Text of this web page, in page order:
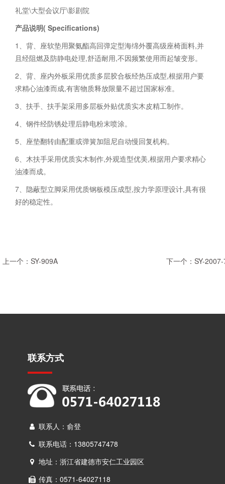
礼堂\大型会议厅\影剧院
产品说明( Specifications)
1、背、座软垫用聚氨酯高回弹定型海绵外覆高级座椅面料,并
且经阻燃及防静电处理,舒适耐用,不因频繁使用而起皱变形。
2、背、座内外板采用优质多层胶合板经热压成型,根据用户要
求精心油漆而成,有害物质释放限量不超过国家标准。
3、扶手、扶手架采用多层板外贴优质实木皮精工制作。
4、钢件经防锈处理后静电粉末喷涂。
5、座垫翻转由配重或弹簧加阻尼自动慢回复机构。
6、木扶手采用优质实木制作,外观造型优美,根据用户要求精心
油漆而成。
7、隐蔽型立脚采用优质钢板模压成型,按力学原理设计,具有很
好的稳定性。
上一个：SY-909A 下一个：SY-
联系方式
联系人：俞登
联系电话：13805747478
地址：浙江省建德市安仁工业园区
传真：0571-64027118